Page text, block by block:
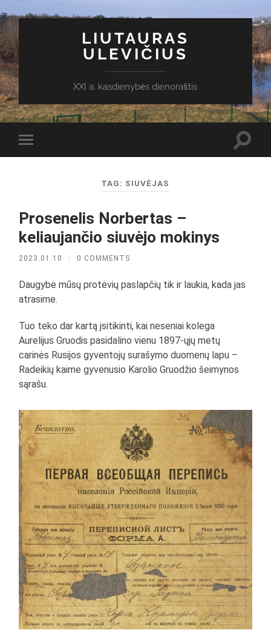
LIUTAURAS
ULEVIČIUS
XXI a. kasdienybės dienoraštis
Toggle
mobile
TAG: SIUVĖJAS
Prosenelis Norbertas –
keliaujančio siuvėjo mokinys
2023.01.10 / 0 COMMENTS
Daugybė mūsų protėvių paslapčių tik ir laukia, kada jas
atrasime.
Tuo teko dar kartą įsitikinti, kai neseniai kolega
Aurelijus Gruodis pasidalino vienu 1897-ųjų metų
carinės Rusijos gyventojų surašymo duomenų lapu –
Radeikių kaime gyvenusio Karolio Gruodžio šeimynos
sąrašu.